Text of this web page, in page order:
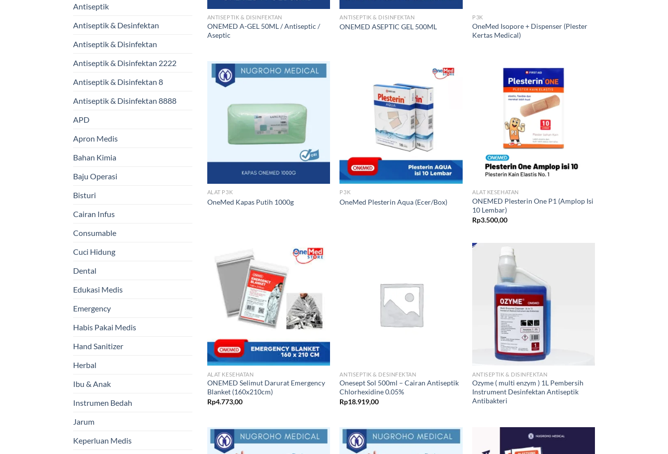
Antiseptik
Antiseptik & Desinfektan
Antiseptik & Disinfektan
Antiseptik & Disinfektan 2222
Antiseptik & Disinfektan 8
Antiseptik & Disinfektan 8888
APD
Apron Medis
Bahan Kimia
Baju Operasi
Bisturi
Cairan Infus
Consumable
Cuci Hidung
Dental
Edukasi Medis
Emergency
Habis Pakai Medis
Hand Sanitizer
Herbal
Ibu & Anak
Instrumen Bedah
Jarum
Keperluan Medis
ANTISEPTIK & DISINFEKTAN
ONEMED A-GEL 50ML / Antiseptic /
Aseptic
ANTISEPTIK & DISINFEKTAN
ONEMED ASEPTIC GEL 500ML
P3K
OneMed Isopore + Dispenser (Plester
Kertas Medical)
ALAT P3K
OneMed Kapas Putih 1000g
P3K
OneMed Plesterin Aqua (Ecer/Box)
ALAT KESEHATAN
ONEMED Plesterin One P1 (Amplop Isi
10 Lembar)
Rp3.500,00
ALAT KESEHATAN
ONEMED Selimut Darurat Emergency
Blanket (160x210cm)
Rp4.773,00
ANTISEPTIK & DESINFEKTAN
Onesept Sol 500ml – Cairan Antiseptik
Chlorhexidine 0.05%
Rp18.919,00
ANTISEPTIK & DISINFEKTAN
Ozyme ( multi enzym ) 1L Pembersih
Instrument Desinfektan Antiseptik
Antibakteri